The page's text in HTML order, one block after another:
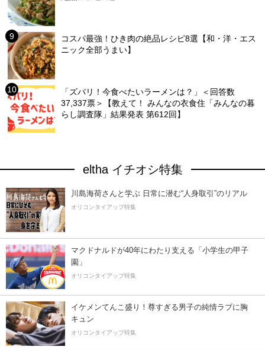
コスパ最強！ひき肉の絶品レシピ8選【和・洋・エス
ニック全部うまい】
「ズバリ！今食べたいラーメンは？」＜回答数
37,337票＞【教えて！ みんなの衣食住「みんなの暮
らし調査隊」結果発表 第612回】
eltha イチオシ特集
川島海荷さんと学ぶ 日常に潜む“人身取引”のリアル
オリコンタイアップ特集
マクドナルドが40年にわたり支える「小学生の甲子
園」
オリコンタイアップ特集
イケメンてんこ盛り！尊すぎる男子の純情ラブに胸
キュン
オリコンタイアップ特集